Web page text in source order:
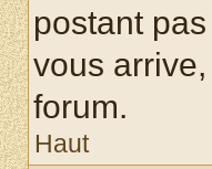
postant
vous
forum.
Haut